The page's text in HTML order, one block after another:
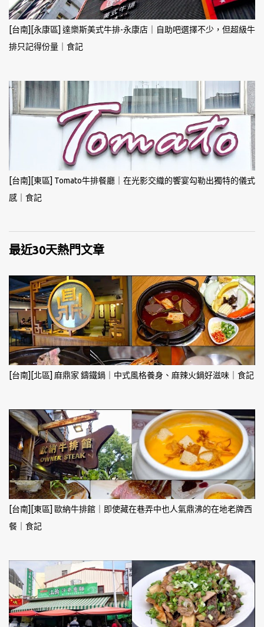
[台南][永康區] 達樂斯美式牛排-永康店｜自助吧選擇不少，但超級牛
排只記得份量｜食記
[台南][東區] Tomato牛排餐廳｜在光影交織的饗宴勾勒出獨特的儀式
感｜食記
最近30天熱門文章
[台南][北區] 麻鼎家 鑄鐵鍋｜中式風格養身、麻辣火鍋好滋味｜食記
[台南][東區] 歐納牛排館｜即使藏在巷弄中也人氣鼎沸的在地老牌西
餐｜食記